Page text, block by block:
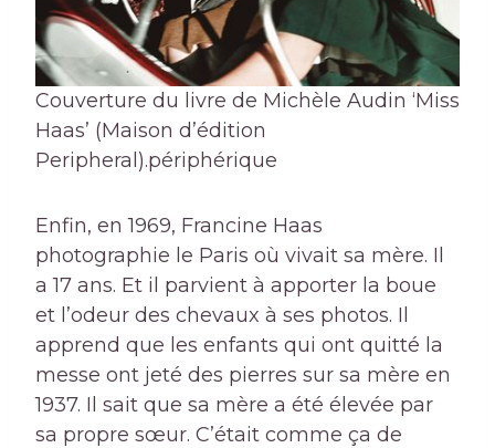
Couverture du livre de Michèle Audin ‘Miss
Haas’ (Maison d’édition
Peripheral).périphérique
Enfin, en 1969, Francine Haas
photographie le Paris où vivait sa mère. Il
a 17 ans. Et il parvient à apporter la boue
et l’odeur des chevaux à ses photos. Il
apprend que les enfants qui ont quitté la
messe ont jeté des pierres sur sa mère en
1937. Il sait que sa mère a été élevée par
sa propre sœur. C’était comme ça de